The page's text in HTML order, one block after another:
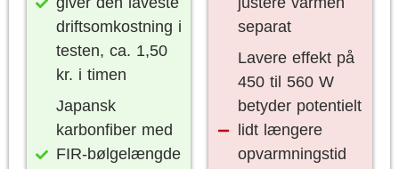
driftsomkostning i
testen, ca. 1,50
kr. i timen
Japansk
karbonfiber med
FIR-bølgelængde
separat
Lavere effekt på
450 til 560 W
betyder potentielt
lidt længere
opvarmningstid